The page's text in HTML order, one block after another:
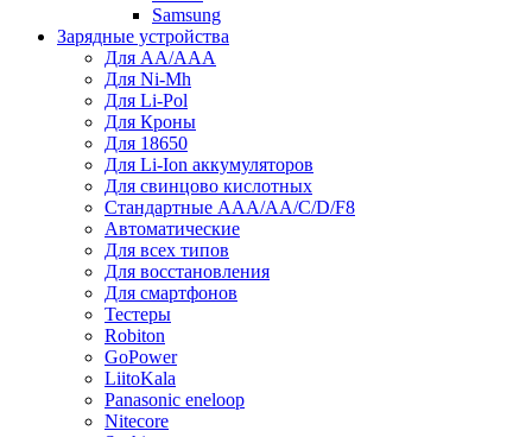
Samsung
Зарядные устройства
Для AA/AAA
Для Ni-Mh
Для Li-Pol
Для Кроны
Для 18650
Для Li-Ion аккумуляторов
Для свинцово кислотных
Стандартные ААА/АА/С/D/F8
Автоматические
Для всех типов
Для восстановления
Для смартфонов
Тестеры
Robiton
GoPower
LiitoKala
Panasonic eneloop
Nitecore